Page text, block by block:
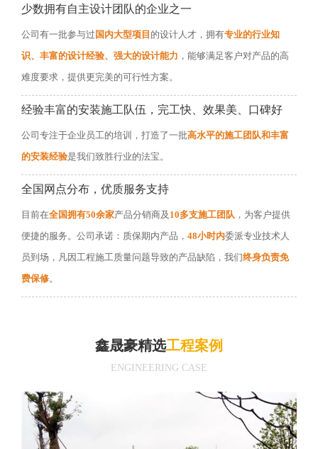
少数拥有自主设计团队的企业之一
公司有一批参与过 国内大型项目 的设计人才，拥有专业的行业知
识、丰富的设计经验、强大的设计能力 ，能够满足客户对产品的高
难度要求，提供更完美的可行性方案。
经验丰富的安装施工队伍，完工快、效果美、口碑好
公司专注于企业员工的培训，打造了一批高水平的施工团队和丰富
的安装经验是我们致胜行业的法宝。
全国网点分布，优质服务支持
目前在全国拥有50余家产品分销商及 10多支施工团队 ，为客户提供
便捷的服务。公司承诺：质保期内产品， 48小时内委派专业技术人
员到场，凡因工程施工质量问题导致的产品缺陷，我们终身负责免
费保修。
鑫晟豪精选工程案例
ENGINEERING CASE